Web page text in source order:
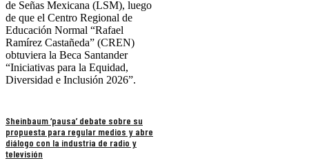
de Señas Mexicana (LSM), luego
de que el Centro Regional de
Educación Normal “Rafael
Ramírez Castañeda” (CREN)
obtuviera la Beca Santander
“Iniciativas para la Equidad,
Diversidad e Inclusión 2026”.
Sheinbaum ‘pausa’ debate sobre su
propuesta para regular medios y abre
diálogo con la industria de radio y
televisión